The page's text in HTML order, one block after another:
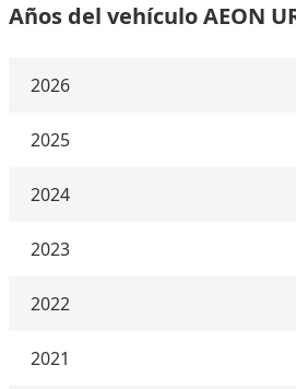
Años del vehículo AEON
2026
2025
2024
2023
2022
2021